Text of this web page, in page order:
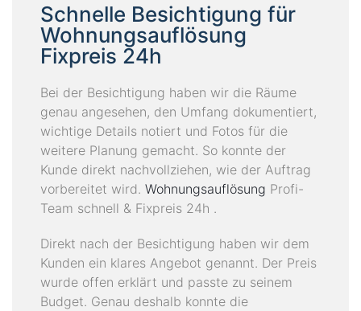
Schnelle Besichtigung für
Wohnungsauflösung
Fixpreis 24h
Bei der Besichtigung haben wir die Räume
genau angesehen, den Umfang dokumentiert,
wichtige Details notiert und Fotos für die
weitere Planung gemacht. So konnte der
Kunde direkt nachvollziehen, wie der Auftrag
vorbereitet wird. Wohnungsauflösung Profi-
Team schnell & Fixpreis 24h .
Direkt nach der Besichtigung haben wir dem
Kunden ein klares Angebot genannt. Der Preis
wurde offen erklärt und passte zu seinem
Budget. Genau deshalb konnte die